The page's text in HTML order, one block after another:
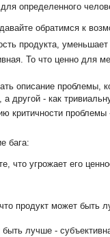
определенного
обратимся к
продукта, уменьшает
То что ценно для
описание проблемы,
а другой - как
критичности проблемы
бага:
что угрожает его
продукт может быть
лучше -